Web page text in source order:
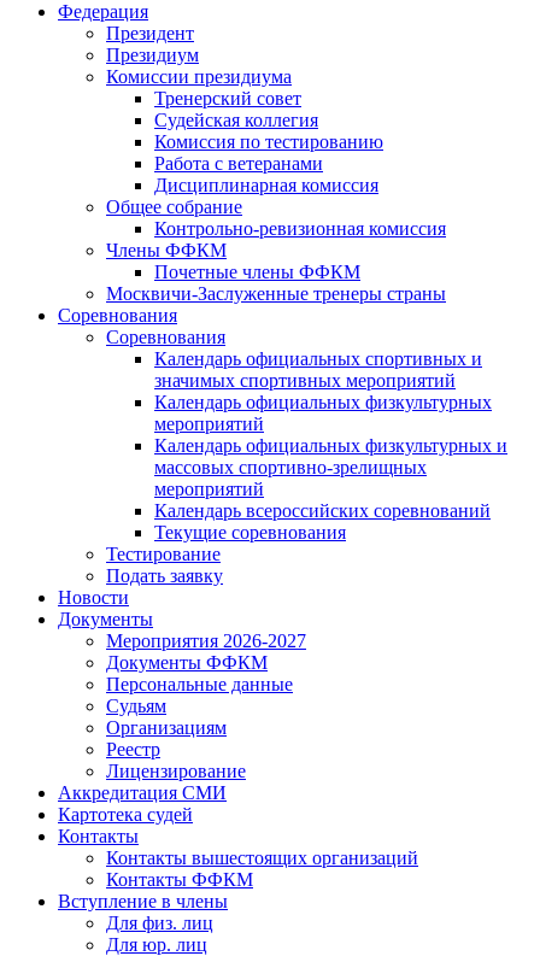
Федерация
Президент
Президиум
Комиссии президиума
Тренерский совет
Судейская коллегия
Комиссия по тестированию
Работа с ветеранами
Дисциплинарная комиссия
Общее собрание
Контрольно-ревизионная комиссия
Члены ФФКМ
Почетные члены ФФКМ
Москвичи-Заслуженные тренеры страны
Соревнования
Соревнования
Календарь официальных спортивных и
значимых спортивных мероприятий
Календарь официальных физкультурных
мероприятий
Календарь официальных физкультурных и
массовых спортивно-зрелищных
мероприятий
Календарь всероссийских соревнований
Текущие соревнования
Тестирование
Подать заявку
Новости
Документы
Мероприятия 2026-2027
Документы ФФКМ
Персональные данные
Судьям
Организациям
Реестр
Лицензирование
Аккредитация СМИ
Картотека судей
Контакты
Контакты вышестоящих организаций
Контакты ФФКМ
Вступление в члены
Для физ. лиц
Для юр. лиц